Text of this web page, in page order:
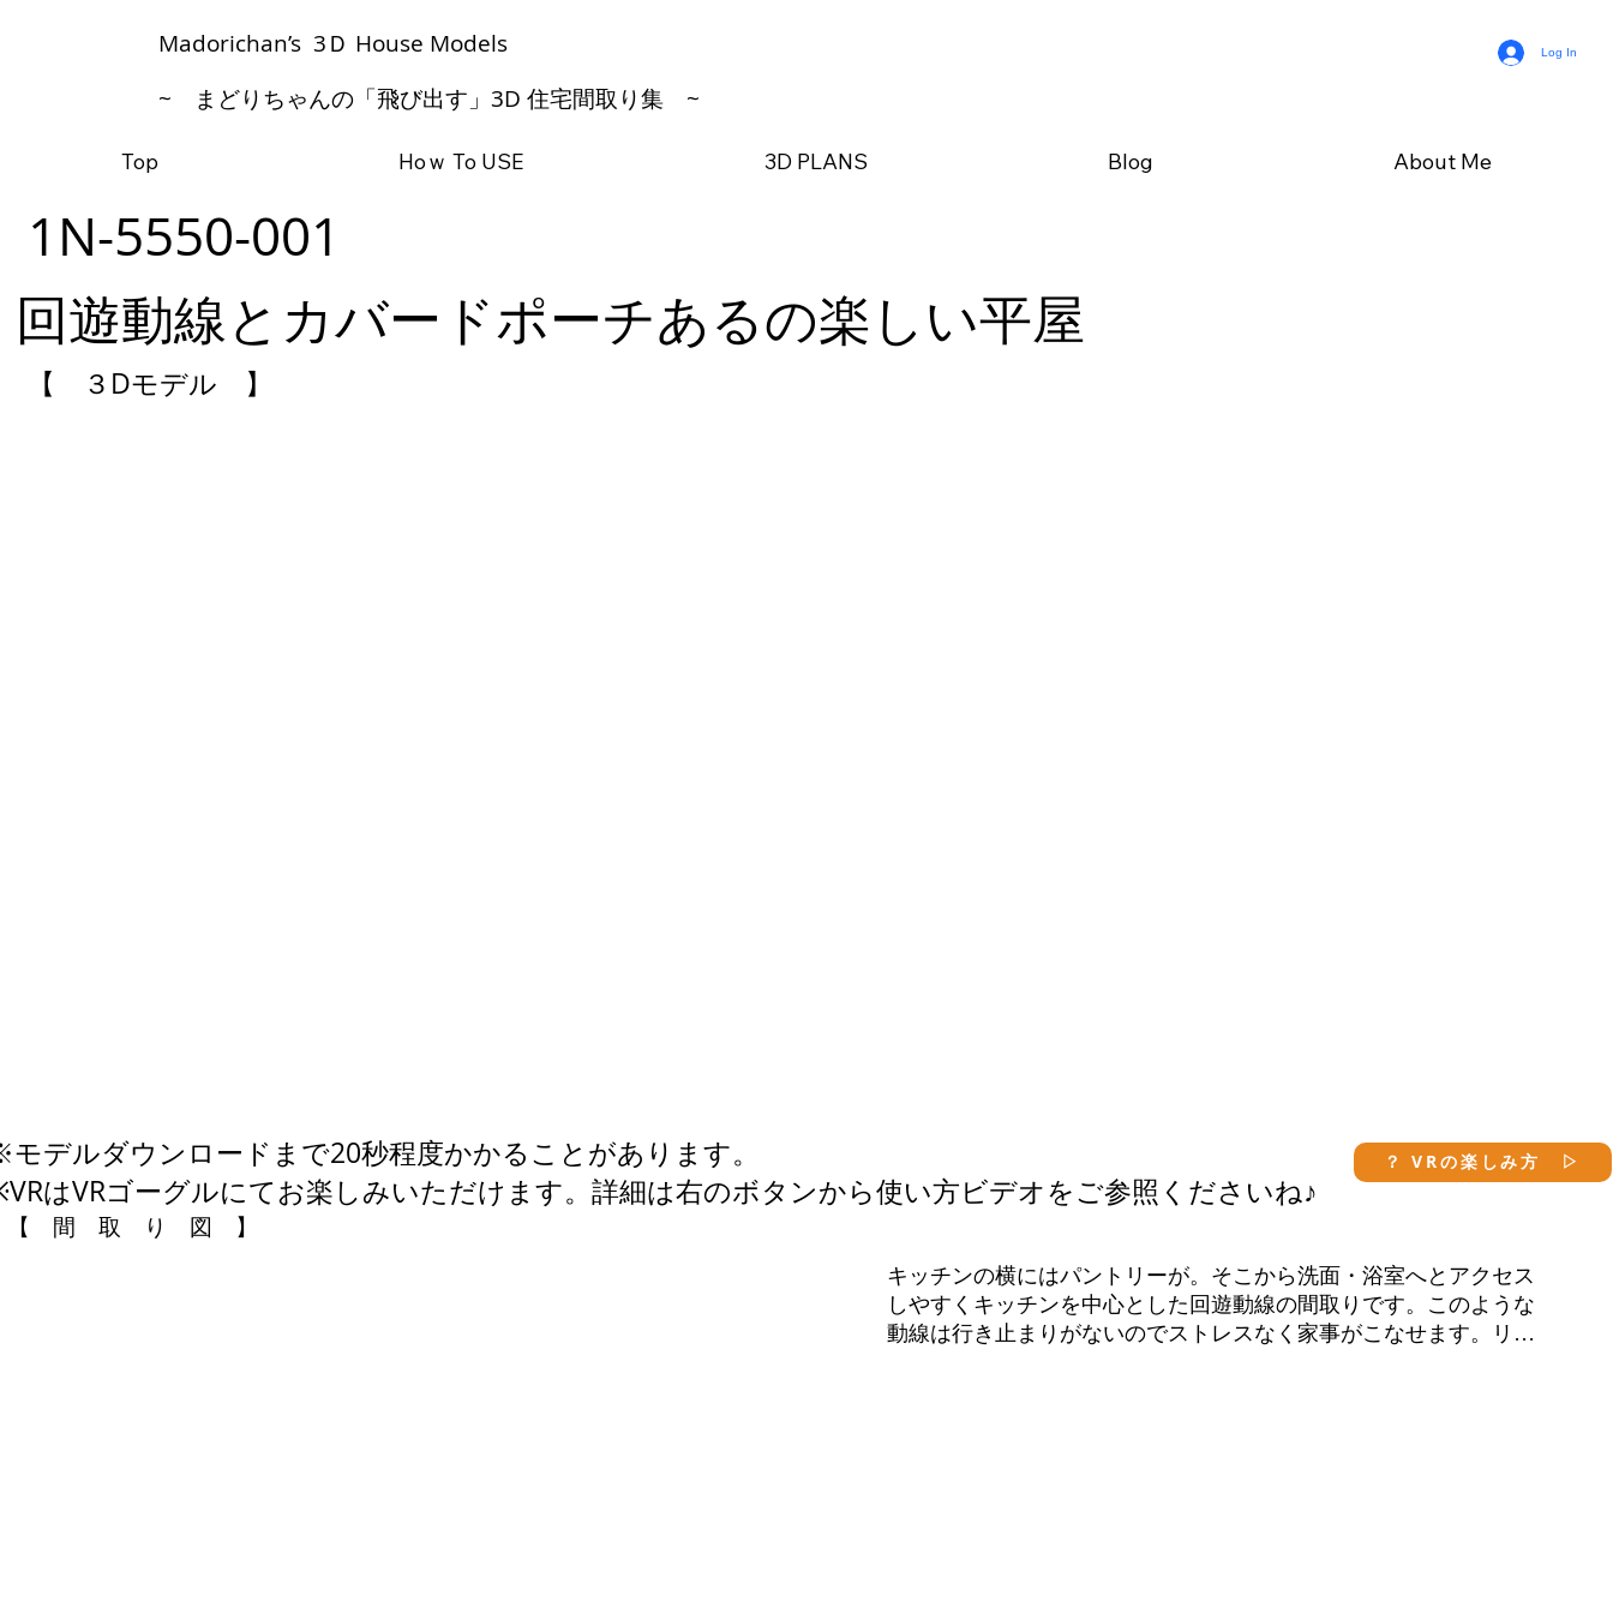
​Madorichan’s 3Ｄ House Models Log In
Top Hoｗ To USE 3D PLANS Blog About Me
~ まどりちゃんの「飛び出す」3D 住宅間取り集~
1N-5550-001
回遊動線とカバードポーチあるの楽しい平屋
【 ３Dモデル 】
デルダウンロードまで20秒程度かかることがあります。
はVRゴーグルにてお楽しみいただけます。詳細は右のボタンから使い方ビデオをご参照くださいね♪
？ VRの楽しみ方 ▷
【 間 取 り 図 】
キッチンの横にはパントリーが。そこから洗面・浴室へとアクセス
しやすくキッチンを中心とした回遊動線の間取りです。このような
動線は行き止まりがないのでストレスなく家事がこなせます。リビ